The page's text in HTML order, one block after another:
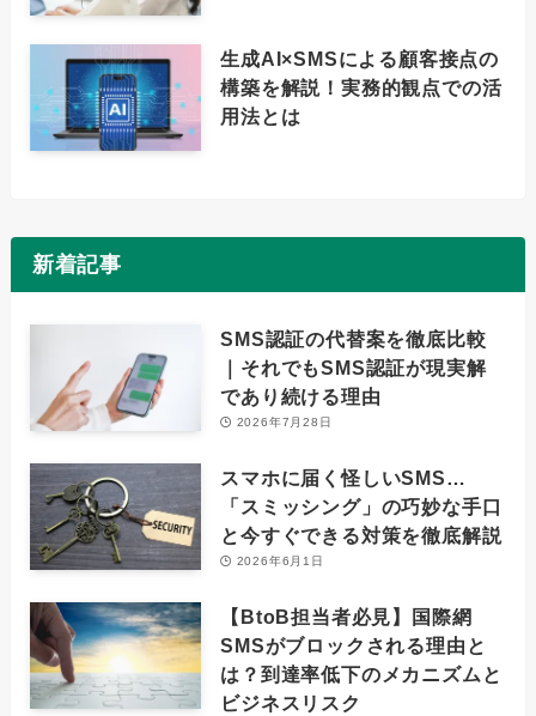
生成AI×SMSによる顧客接点の
構築を解説！実務的観点での活
用法とは
新着記事
SMS認証の代替案を徹底比較
｜それでもSMS認証が現実解
であり続ける理由
2026年7月28日
スマホに届く怪しいSMS…
「スミッシング」の巧妙な手口
と今すぐできる対策を徹底解説
2026年6月1日
【BtoB担当者必見】国際網
SMSがブロックされる理由と
は？到達率低下のメカニズムと
ビジネスリスク